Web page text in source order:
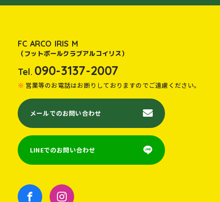
FC ARCO IRIS M
（フットボールクラブアルコイリス）
Tel. 090-3137-2007
営業等のお電話はお断りしておりますのでご遠慮ください。
メールでのお問い合わせ
LINEでのお問い合わせ